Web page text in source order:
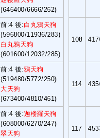
(646400/6666/262)
前:4 後:白丸鴉天狗
(596800/11936/283)
白丸鴉天狗
(601600/12032/285)
108 4170
前:4 後:鴉天狗
(519480/5772/250)
大天狗
(673400/4810/461)
114 4356
前:4 後:迦楼羅天狗
(608000/6270/247)
翠天狗
117 4533